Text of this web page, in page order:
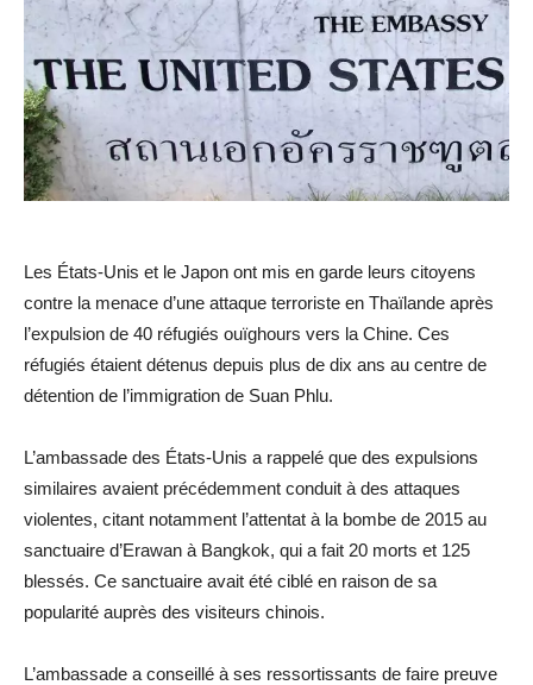
Les États-Unis et le Japon ont mis en garde leurs citoyens
contre la menace d’une attaque terroriste en Thaïlande après
l’expulsion de 40 réfugiés ouïghours vers la Chine. Ces
réfugiés étaient détenus depuis plus de dix ans au centre de
détention de l’immigration de Suan Phlu.
L’ambassade des États-Unis a rappelé que des expulsions
similaires avaient précédemment conduit à des attaques
violentes, citant notamment l’attentat à la bombe de 2015 au
sanctuaire d’Erawan à Bangkok, qui a fait 20 morts et 125
blessés. Ce sanctuaire avait été ciblé en raison de sa
popularité auprès des visiteurs chinois.
L’ambassade a conseillé à ses ressortissants de faire preuve